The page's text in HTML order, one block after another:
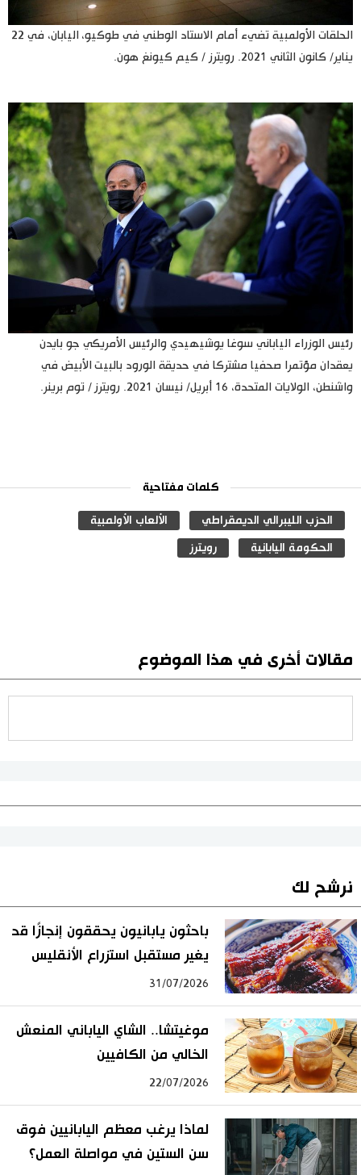
الحلقات الأولمبية تضيء أمام الاستاد الوطني في طوكيو، اليابان، في 22
يناير/ كانون الثاني 2021. رويترز / كيم كيونغ هون.
رئيس الوزراء الياباني سوغا يوشيهيدي والرئيس الأمريكي جو بايدن
يعقدان مؤتمرا صحفيا مشتركا في حديقة الورود بالبيت الأبيض في
واشنطن، الولايات المتحدة، 16 أبريل/ نيسان 2021. رويترز / توم برينر.
كلمات مفتاحية
الحزب الليبرالي الديمقراطي الألعاب الأولمبية
الحكومة اليابانية رويترز
مقالات أخرى في هذا الموضوع
نرشح لك
باحثون يابانيون يحققون إنجازًا قد
يغير مستقبل استزراع الأنقليس
31/07/2026
موغيتشا.. الشاي الياباني المنعش
الخالي من الكافيين
22/07/2026
لماذا يرغب معظم اليابانيين فوق
سن الستين في مواصلة العمل؟